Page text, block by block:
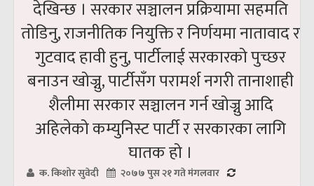
देखिन्छ । सरकार सञ्चालन प्रक्रियामा सहमति
तोडिनु, राजनीतिक नियुक्ति र निर्णयमा नातावाद र
गुटवाद हावी हुनु, पार्टीलाई सरकारको पुच्छर
बनाउन खोज्नु, पार्टीसँग परामर्श नगरी तानाशाही
शैलीमा सरकार सञ्चालन गर्न खोज्नु आदि
अहिलेको कम्युनिस्ट पार्टी र सरकारका लागि
घातक हो ।
क. किशोर सुवेदी २०७७ पुस २१ गते मंगलवार